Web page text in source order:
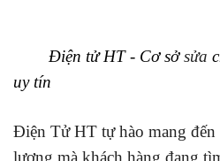
Điện tử HT - Cơ sởsửa
uy tín
Điện Tử HT tự hào mang đến
lượng mà khách hàng đang